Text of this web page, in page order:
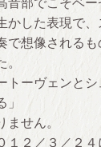
かした表現で
で想像される
トーヴェンと
せん。
１２／３／２